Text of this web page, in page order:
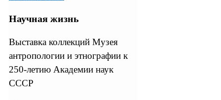
Научная жизнь
Выставка коллекций Музея
антропологии и этнографии к
250-летию Академии наук
СССР